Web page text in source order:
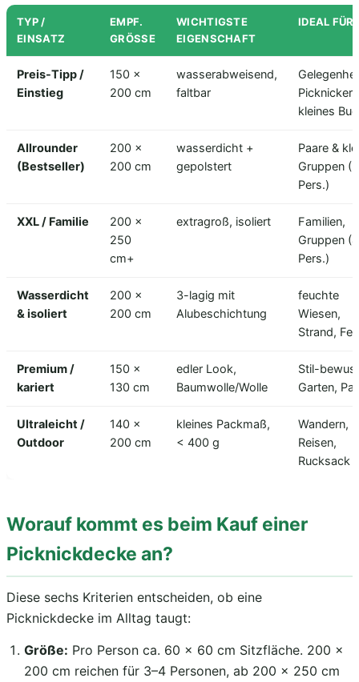
TYP /
EINSATZ
EMPF.
GRÖSSE
WICHTIGSTE
EIGENSCHAFT
IDEAL FÜR
Preis-Tipp /
Einstieg
150 ×
200 cm
wasserabweisend,
faltbar
Picknicker,
kleines
Allrounder
(Bestseller)
200 ×
200 cm
wasserdicht +
gepolstert
Paare &
Gruppen
Pers.)
XXL / Familie
200 ×
250
cm+
extragroß, isoliert
Familien,
Gruppen
Pers.)
Wasserdicht
& isoliert
200 ×
200 cm
3-lagig mit
Alubeschichtung
feuchte
Wiesen,
Strand,
Premium /
kariert
150 ×
130 cm
edler Look,
Baumwolle/Wolle
Stil-
Garten,
Ultraleicht /
Outdoor
140 ×
200 cm
kleines Packmaß,
< 400 g
Wandern,
Reisen,
Rucksack
Worauf kommt es beim Kauf einer
Picknickdecke an?
Diese sechs Kriterien entscheiden, ob eine
Picknickdecke im Alltag taugt:
Größe: Pro Person ca. 60 × 60 cm Sitzfläche. 200 ×
200 cm reichen für 3–4 Personen, ab 200 × 250 cm